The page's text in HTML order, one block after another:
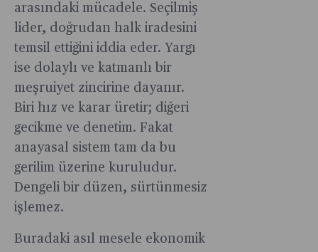
arasındaki mücadele. Seçilmiş
lider, doğrudan halk iradesini
temsil ettiğini iddia eder. Yargı
ise dolaylı ve katmanlı bir
meşruiyet zincirine dayanır.
Biri hız ve karar üretir; diğeri
gecikme ve denetim. Fakat
anayasal sistem tam da bu
gerilim üzerine kuruludur.
Dengeli bir düzen, sürtünmesiz
işlemez.
Buradaki asıl mesele ekonomik